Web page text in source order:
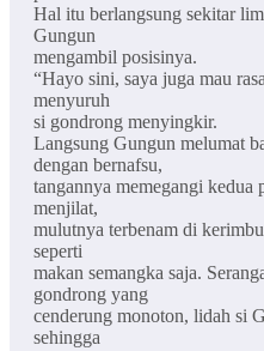
Hal itu berlangsung sekitar
Gungun
mengambil posisinya.
“Hayo sini, saya juga mau
menyuruh
si gondrong menyingkir.
Langsung Gungun melumat
dengan bernafsu,
tangannya memegangi kedua
menjilat,
mulutnya terbenam di
seperti
makan semangka saja.
gondrong yang
cenderung monoton, lidah si
sehingga